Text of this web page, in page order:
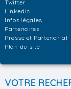
Twitter
Linkedin
Infos légales
Partenaires
Presse et Partenariat
Plan du site
VOTRE